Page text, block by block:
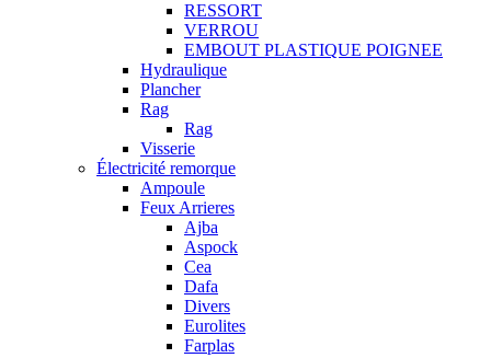
RESSORT
VERROU
EMBOUT PLASTIQUE POIGNEE
Hydraulique
Plancher
Rag
Rag
Visserie
Électricité remorque
Ampoule
Feux Arrieres
Ajba
Aspock
Cea
Dafa
Divers
Eurolites
Farplas